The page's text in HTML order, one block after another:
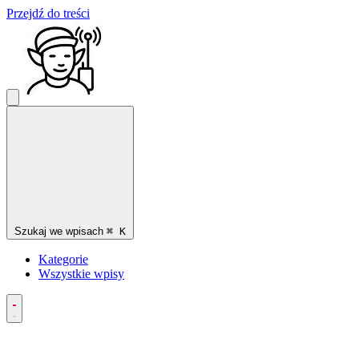
Przejdź do treści
Szukaj we wpisach ⌘ K
Kategorie
Wszystkie wpisy